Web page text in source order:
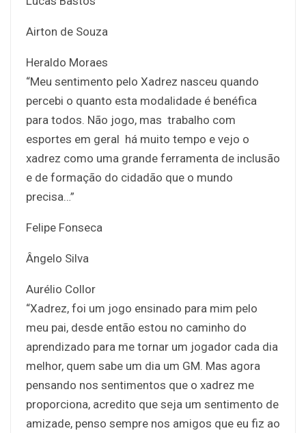
Airton de Souza
Heraldo Moraes
“Meu sentimento pelo Xadrez nasceu quando
percebi o quanto esta modalidade é benéfica
para todos. Não jogo, mas trabalho com
esportes em geral há muito tempo e vejo o
xadrez como uma grande ferramenta de inclusão
e de formação do cidadão que o mundo
precisa…”
Felipe Fonseca
Ângelo Silva
Aurélio Collor
“Xadrez, foi um jogo ensinado para mim pelo
meu pai, desde então estou no caminho do
aprendizado para me tornar um jogador cada dia
melhor, quem sabe um dia um GM. Mas agora
pensando nos sentimentos que o xadrez me
proporciona, acredito que seja um sentimento de
amizade, penso sempre nos amigos que eu fiz ao